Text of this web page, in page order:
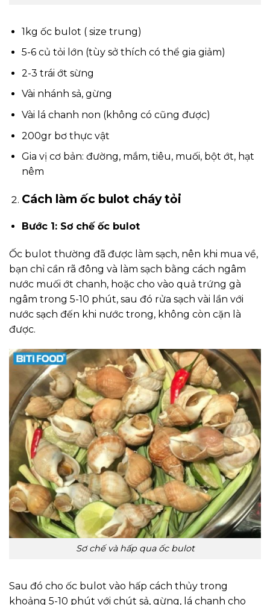
1kg ốc bulot ( size trung)
5-6 củ tỏi lớn (tùy sở thích có thể gia giảm)
2-3 trái ớt sừng
Vài nhánh sả, gừng
Vài lá chanh non (không có cũng được)
200gr bơ thực vật
Gia vị cơ bản: đường, mắm, tiêu, muối, bột ớt, hạt
nêm
Cách làm ốc bulot cháy tỏi
Bước 1: Sơ chế ốc bulot
Ốc bulot thường đã được làm sạch, nên khi mua về,
bạn chỉ cần rã đông và làm sạch bằng cách ngâm
nước muối ớt chanh, hoặc cho vào quả trứng gà
ngâm trong 5-10 phút, sau đó rửa sạch vài lần với
nước sạch đến khi nước trong, không còn cặn là
được.
Sơ chế và hấp qua ốc bulot
Sau đó cho ốc bulot vào hấp cách thủy trong
khoảng 5-10 phút với chút sả, gừng, lá chanh cho